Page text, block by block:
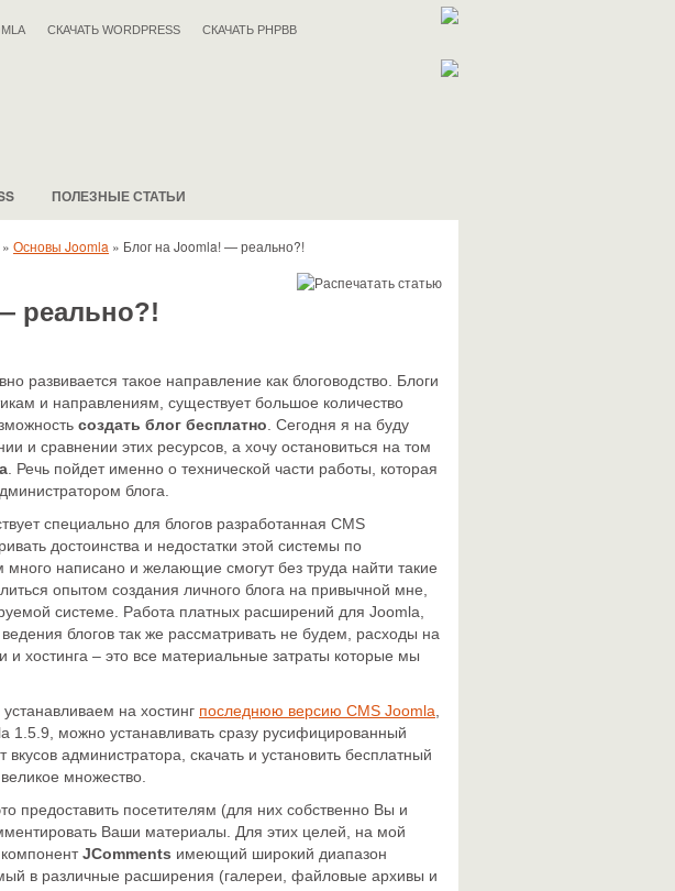
СКАЧАТЬ WORDPRESS СКАЧАТЬ PHPBB
ПОЛЕЗНЫЕ СТАТЬИ
» Основы Joomla » Блог на Joomla! — реально?!
реально?!
развивается такое направление как блоговодство. Блоги
и направлениям, существует большое количество
создать блог бесплатно . Сегодня я на буду
и сравнении этих ресурсов, а хочу остановиться на том
. Речь пойдет именно о технической части работы, которая
блога.
специально для блогов разработанная CMS
достоинства и недостатки этой системы по
много написано и желающие смогут без труда найти такие
опытом создания личного блога на привычной мне,
системе. Работа платных расширений для Joomla,
блогов так же рассматривать не будем, расходы на
хостинга – это все материальные затраты которые мы
на хостинг последнюю версию CMS Joomla
1.5.9, можно устанавливать сразу русифицированный
вкусов администратора, скачать и установить бесплатный
множество.
предоставить посетителям (для них собственно Вы и
Ваши материалы. Для этих целей, на мой
JComments имеющий широкий диапазон
в различные расширения (галереи, файловые архивы и